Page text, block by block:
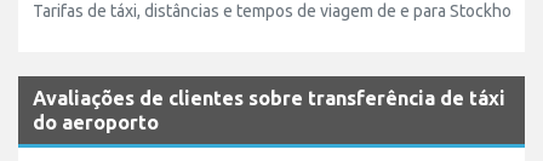
Tarifas de táxi, distâncias e tempos de viagem de e para Stockholm
Avaliações de clientes sobre transferência de táxi
do aeroporto